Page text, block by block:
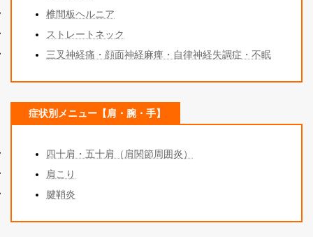
椎間板ヘルニア
ストレートネック
三叉神経痛・顔面神経麻痺・自律神経失調症・不眠
症状別メニュー【肩・腕・手】
四十肩・五十肩（肩関節周囲炎）
肩こり
腱鞘炎